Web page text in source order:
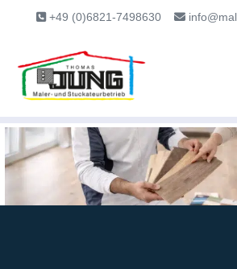
content +49 (0)6821-7498630